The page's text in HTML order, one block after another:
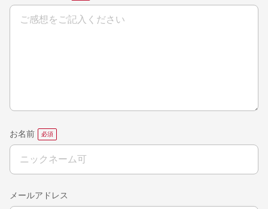
お名前
メールアドレス